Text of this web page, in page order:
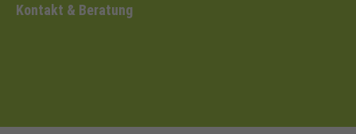
Kontakt & Beratung